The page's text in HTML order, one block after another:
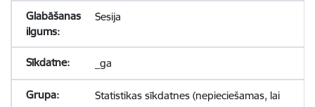
Sesija
_ga
Statistikas sīkdatnes (nepieciešamas, lai